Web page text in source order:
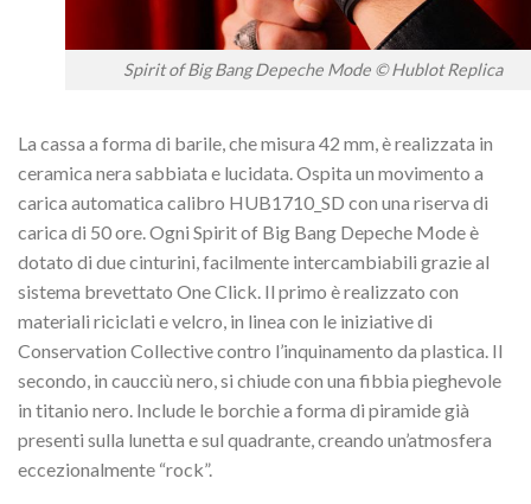
Spirit of Big Bang Depeche Mode © Hublot Replica
La cassa a forma di barile, che misura 42 mm, è realizzata in
ceramica nera sabbiata e lucidata. Ospita un movimento a
carica automatica calibro HUB1710_SD con una riserva di
carica di 50 ore. Ogni Spirit of Big Bang Depeche Mode è
dotato di due cinturini, facilmente intercambiabili grazie al
sistema brevettato One Click. Il primo è realizzato con
materiali riciclati e velcro, in linea con le iniziative di
Conservation Collective contro l’inquinamento da plastica. Il
secondo, in caucciù nero, si chiude con una fibbia pieghevole
in titanio nero. Include le borchie a forma di piramide già
presenti sulla lunetta e sul quadrante, creando un’atmosfera
eccezionalmente “rock”.